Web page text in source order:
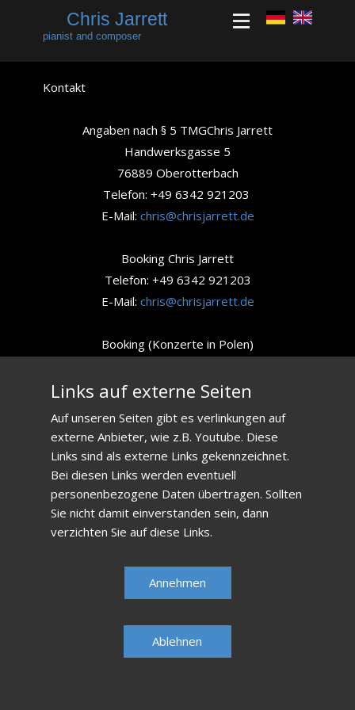
Chris Jarrett
pianist and composer
Kontakt
Angaben nach § 5 TMGChris Jarrett
Handwerksgasse 5
76889 Oberotterbach
Telefon: +49 6342 921203
E-Mail: chris@chrisjarrett.de
Booking Chris Jarrett
Telefon: +49 6342 921203
E-Mail: chris@chrisjarrett.de
Booking (Konzerte in Polen)
Telefon: +48 668464447
Vielen Dank an Alex Fetting (dt. Übersetzung), H.
Klaas, Martin Ksinan, Ralph Nebl, Andrea Rotili,
Mario Sabatini, Oswald Schechtner/Krumusik,
Wolfgang Schmidt,
Kasia Stanczyk Photo & Design
Links auf externe Seiten
Auf unseren Seiten gibt es verlinkungen auf
externe Anbieter, wie z.B. Youtube. Diese
Links sind als externe Links gekennzeichnet.
Bei diesen Links werden eventuell
personenbezogene Daten übertragen. Sollten
Sie nicht damit einverstanden sein, dann
verzichten Sie auf diese Links.
Annehmen
Ablehnen